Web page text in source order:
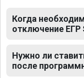
Когда
отключение ЕГР
Нужно ли
после